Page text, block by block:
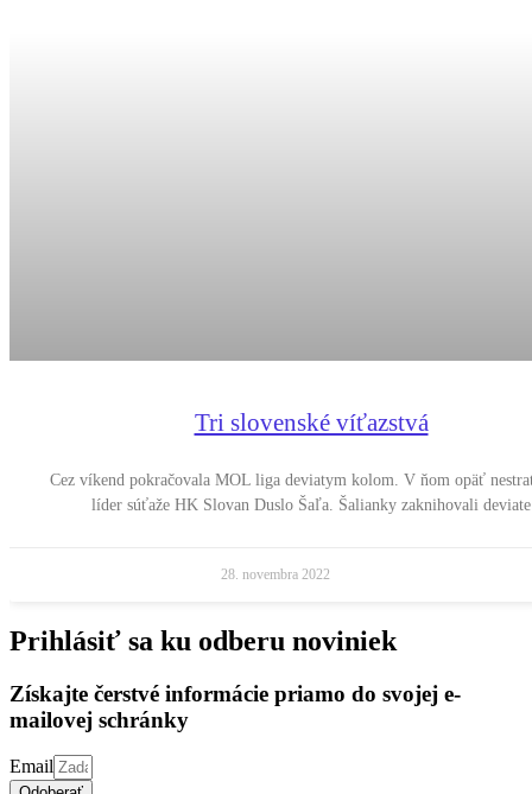
Tri slovenské víťazstvá
Cez víkend pokračovala MOL liga deviatym kolom. V ňom opäť
líder súťaže HK Slovan Duslo Šaľa. Šalianky zaknihovali deviate
28. novembra 2022
Prihlásiť sa ku odberu noviniek
Získajte čerstvé informácie priamo do svojej e-
mailovej schránky
Email